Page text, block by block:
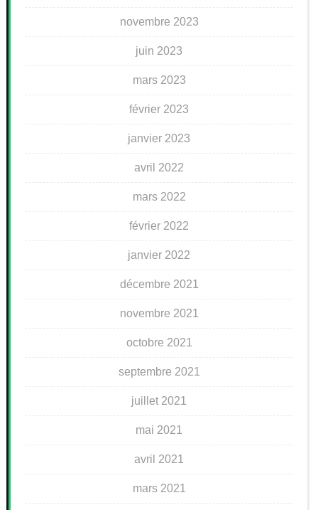
novembre 2023
juin 2023
mars 2023
février 2023
janvier 2023
avril 2022
mars 2022
février 2022
janvier 2022
décembre 2021
novembre 2021
octobre 2021
septembre 2021
juillet 2021
mai 2021
avril 2021
mars 2021